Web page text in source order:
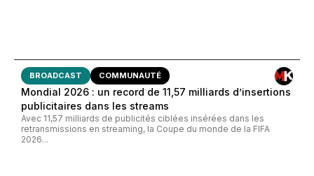
BROADCAST COMMUNAUTÉ
Mondial 2026 : un record de 11,57 milliards d’insertions
publicitaires dans les streams
Avec 11,57 milliards de publicités ciblées insérées dans les
retransmissions en streaming, la Coupe du monde de la FIFA
2026...